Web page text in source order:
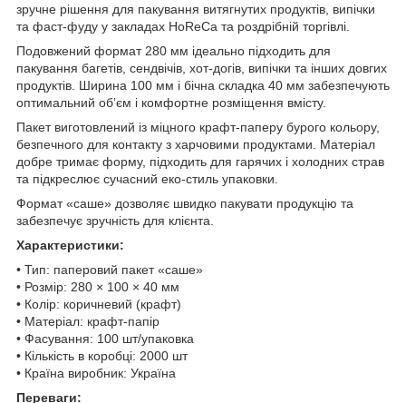
зручне рішення для пакування витягнутих продуктів, випічки
та фаст-фуду у закладах HoReCa та роздрібній торгівлі.
Подовжений формат 280 мм ідеально підходить для
пакування багетів, сендвічів, хот-догів, випічки та інших довгих
продуктів. Ширина 100 мм і бічна складка 40 мм забезпечують
оптимальний об’єм і комфортне розміщення вмісту.
Пакет виготовлений із міцного крафт-паперу бурого кольору,
безпечного для контакту з харчовими продуктами. Матеріал
добре тримає форму, підходить для гарячих і холодних страв
та підкреслює сучасний еко-стиль упаковки.
Формат «саше» дозволяє швидко пакувати продукцію та
забезпечує зручність для клієнта.
Характеристики:
• Тип: паперовий пакет «саше»
• Розмір: 280 × 100 × 40 мм
• Колір: коричневий (крафт)
• Матеріал: крафт-папір
• Фасування: 100 шт/упаковка
• Кількість в коробці: 2000 шт
• Країна виробник: Україна
Переваги: